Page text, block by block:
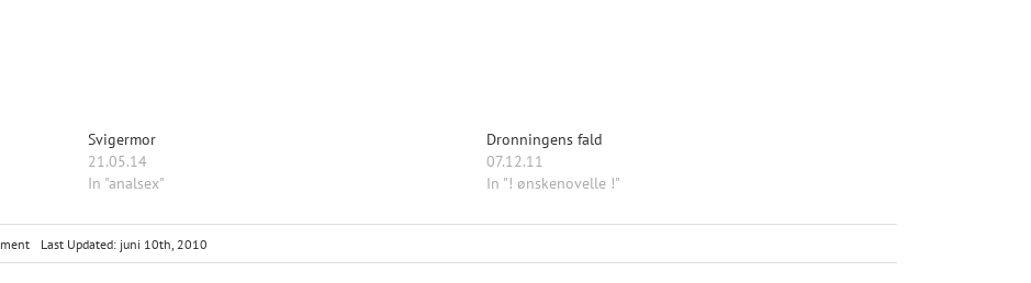
Svigermor
21.05.14
In "analsex"
Dronningens fald
07.12.11
In "! ønskenovelle !"
on
En
Last Updated: juni 10th, 2010